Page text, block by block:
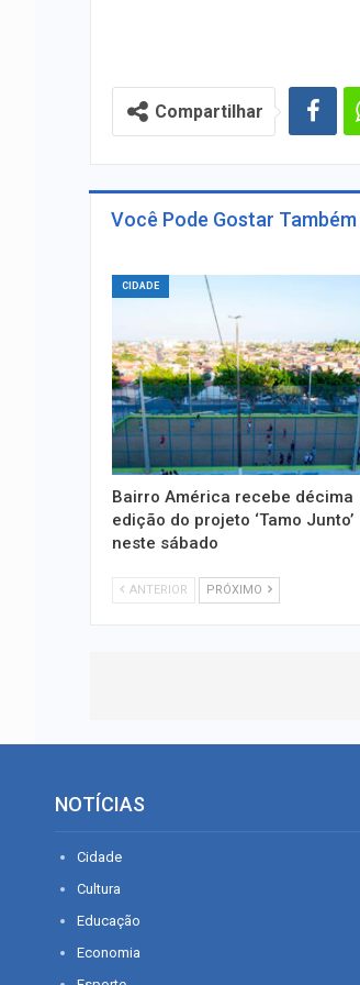
Compartilhar
Você Pode Gostar Também
CIDADE
Bairro América recebe décima
edição do projeto ‘Tamo Junto’
neste sábado
ANTERIOR PRÓXIMO
NOTÍCIAS
Cidade
Cultura
Educação
Economia